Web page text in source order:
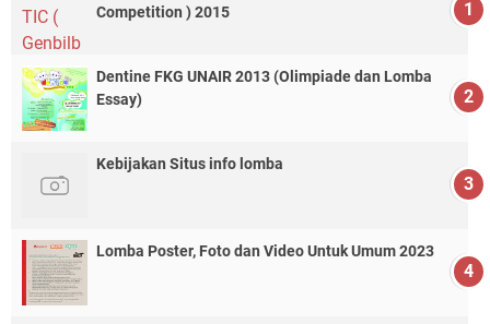
Competition ) 2015
Dentine FKG UNAIR 2013 (Olimpiade dan Lomba
Essay)
Kebijakan Situs info lomba
Lomba Poster, Foto dan Video Untuk Umum 2023